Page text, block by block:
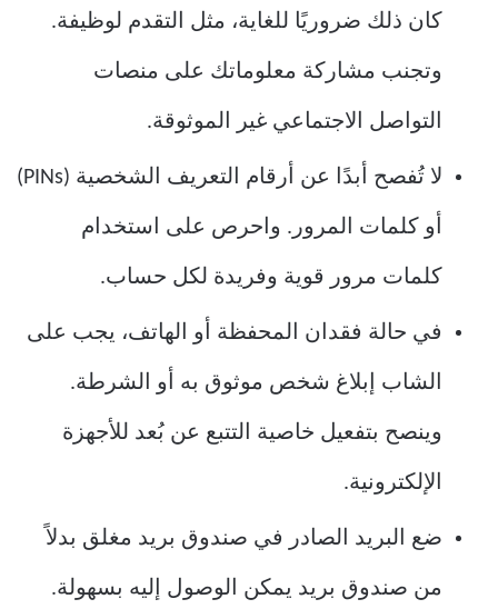
كان ذلك ضروريًا للغاية، مثل التقدم لوظيفة.
وتجنب مشاركة معلوماتك على منصات
التواصل الاجتماعي غير الموثوقة.
لا تُفصح أبدًا عن أرقام التعريف الشخصية (PINs)
أو كلمات المرور. واحرص على استخدام
كلمات مرور قوية وفريدة لكل حساب.
في حالة فقدان المحفظة أو الهاتف، يجب على
الشاب إبلاغ شخص موثوق به أو الشرطة.
وينصح بتفعيل خاصية التتبع عن بُعد للأجهزة
الإلكترونية.
ضع البريد الصادر في صندوق بريد مغلق بدلاً
من صندوق بريد يمكن الوصول إليه بسهولة.